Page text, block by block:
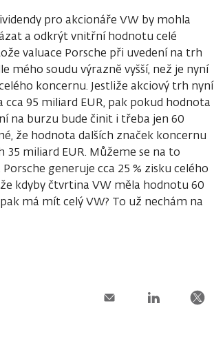
pro akcionáře VW by mohla
a odkrýt vnitřní hodnotu celé
valuace Porsche při uvedení na trh
mého soudu výrazně vyšší, než je nyní
koncernu. Jestliže akciový trh nyní
cca 95 miliard EUR, pak pokud hodnota
na burzu bude činit i třeba jen 60
že hodnota dalších značek koncernu
35 miliard EUR. Můžeme se na to
generuje cca 25 % zisku celého
kdyby čtvrtina VW měla hodnotu 60
má mít celý VW? To už nechám na